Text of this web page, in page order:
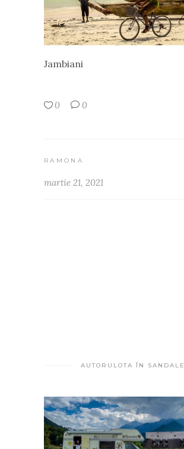
Jambiani
0 0
RAMONA
martie 21, 2021
AUTORULOTA ÎN SANDALE